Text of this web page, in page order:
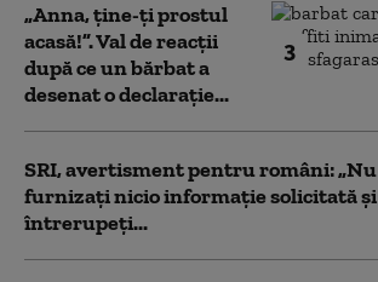
3
„Anna, ţine-ţi prostul
acasă!”. Val de reacții
după ce un bărbat a
desenat o declarație...
SRI, avertisment pentru români: „Nu
furnizați nicio informație solicitată și
întrerupeți...